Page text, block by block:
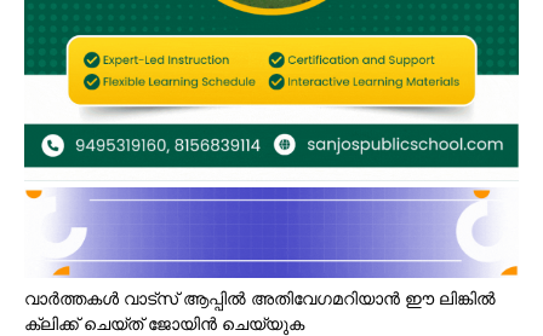
വാർത്തകൾ വാട്സ് ആപ്പിൽ അതിവേഗമറിയാൻ ഈ ലിങ്കിൽ
ക്ലിക്ക് ചെയ്ത് ജോയിൻ ചെയ്യുക